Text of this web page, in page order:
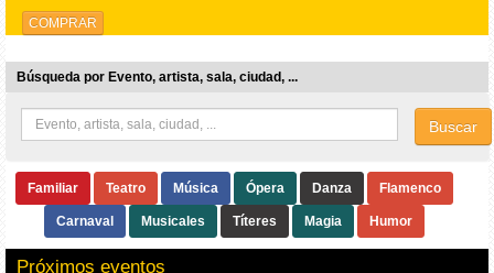
COMPRAR
Búsqueda por Evento, artista, sala, ciudad, ...
Buscar
Familiar Teatro Música Ópera Danza Flamenco
Carnaval Musicales Títeres Magia Humor
Próximos eventos